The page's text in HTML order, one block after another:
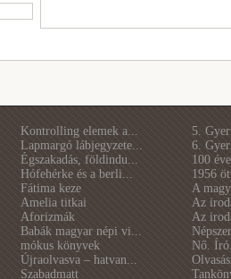
Kontrolling elemek a...
Lapmargó lábjegyzete...
Égszakadás, földindu...
Hófehérke és a berli...
Fátima keze
Amelia titkai
Aforizmák
Babák magyar népi vi...
mókus könyvek
Újraolvasva – hatvan...
Szabadmatt
5.
6.
100
1956
A
Az
Az
Nő.